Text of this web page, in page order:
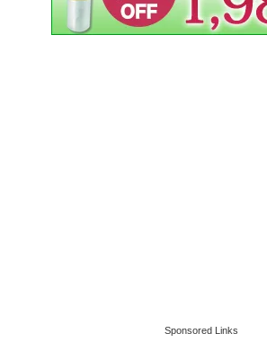
Sponsored Links